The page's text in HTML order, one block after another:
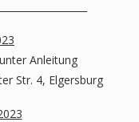
Anleitung
Str. 4, Elgersburg